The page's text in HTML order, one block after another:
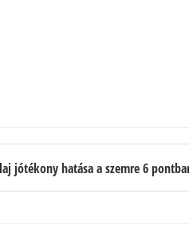
jótékony hatása a szemre 6